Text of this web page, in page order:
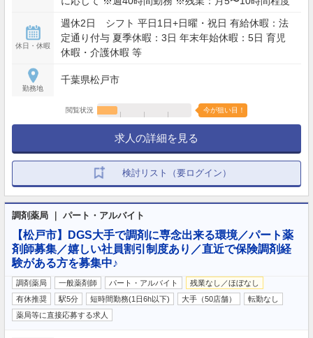
休日・休暇
週休2日 シフト 平日1日+日曜・祝日 有給休暇：法
定通り付与 夏季休暇：3日 年末年始休暇：5日 育児
休暇・介護休暇 等
勤務地
千葉県松戸市
閲覧状況 今が狙い目！
求人の詳細を見る
検討リスト（要ログイン）
調剤薬局 ｜ パート・アルバイト
【松戸市】DGS大手で調剤に専念出来る環境／パート薬
剤師募集／嬉しい社員割引制度あり／直近で保険調剤経
験がある方を募集中♪
調剤薬局 一般薬剤師 パート・アルバイト
残業なし／ほぼなし
有休推奨
駅5分 短時間勤務(1日6h以下) 大手（50店舗）
転勤なし
薬局等に直接応募する求人